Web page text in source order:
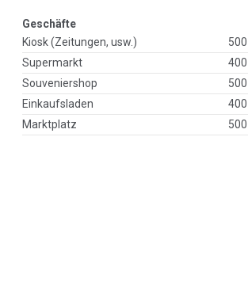
Geschäfte
Kiosk (Zeitungen, usw.)
Supermarkt
Souveniershop
Einkaufsladen
Marktplatz